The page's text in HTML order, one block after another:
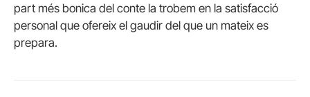
part més bonica del conte la trobem en la satisfacció
personal que ofereix el gaudir del que un mateix es
prepara.